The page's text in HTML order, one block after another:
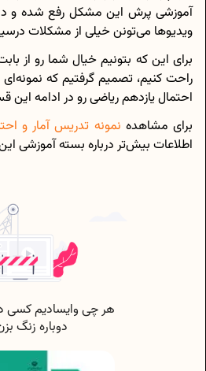
آموزشی پرش این مشکل رفع شده و
ویدیوها می‌تونن خیلی از مشکلات
برای این که بتونیم خیال شما رو از
راحت کنیم، تصمیم گرفتیم که
احتمال یازدهم ریاضی رو در ادامه این
برای مشاهده نمونه تدریس‌ آمار و
اطلاعات بیش‌تر درباره بسته آموزشی